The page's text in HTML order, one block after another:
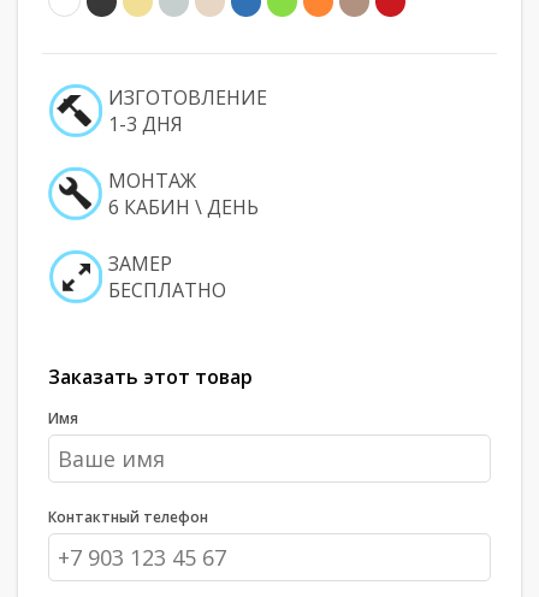
ИЗГОТОВЛЕНИЕ
1-3 ДНЯ
МОНТАЖ
6 КАБИН \ ДЕНЬ
ЗАМЕР
БЕСПЛАТНО
Заказать этот товар
Имя
Контактный телефон